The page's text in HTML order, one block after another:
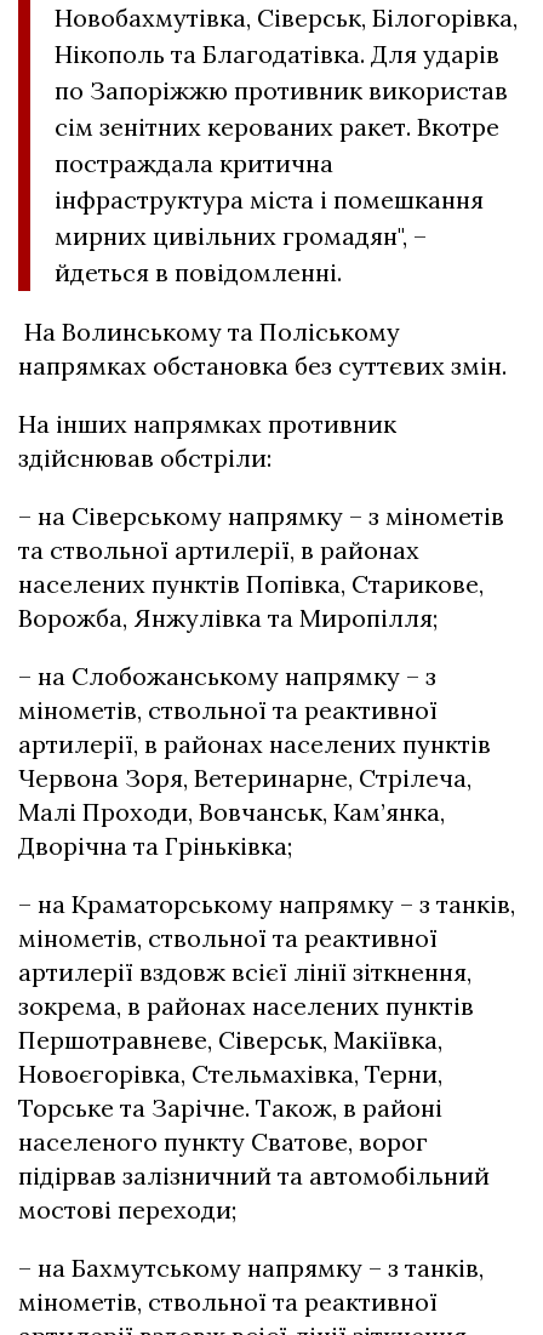
Новобахмутівка, Сіверськ, Білогорівка,
Нікополь та Благодатівка. Для ударів
по Запоріжжю противник використав
сім зенітних керованих ракет. Вкотре
постраждала критична
інфраструктура міста і помешкання
мирних цивільних громадян", –
йдеться в повідомленні.
На Волинському та Поліському
напрямках обстановка без суттєвих змін.
На інших напрямках противник
здійснював обстріли:
– на Сіверському напрямку – з мінометів
та ствольної артилерії, в районах
населених пунктів Попівка, Старикове,
Ворожба, Янжулівка та Миропілля;
– на Слобожанському напрямку – з
мінометів, ствольної та реактивної
артилерії, в районах населених пунктів
Червона Зоря, Ветеринарне, Стрілеча,
Малі Проходи, Вовчанськ, Кам’янка,
Дворічна та Гріньківка;
– на Краматорському напрямку – з танків,
мінометів, ствольної та реактивної
артилерії вздовж всієї лінії зіткнення,
зокрема, в районах населених пунктів
Першотравневе, Сіверськ, Макіївка,
Новоєгорівка, Стельмахівка, Терни,
Торське та Зарічне. Також, в районі
населеного пункту Сватове, ворог
підірвав залізничний та автомобільний
мостові переходи;
– на Бахмутському напрямку – з танків,
мінометів, ствольної та реактивної